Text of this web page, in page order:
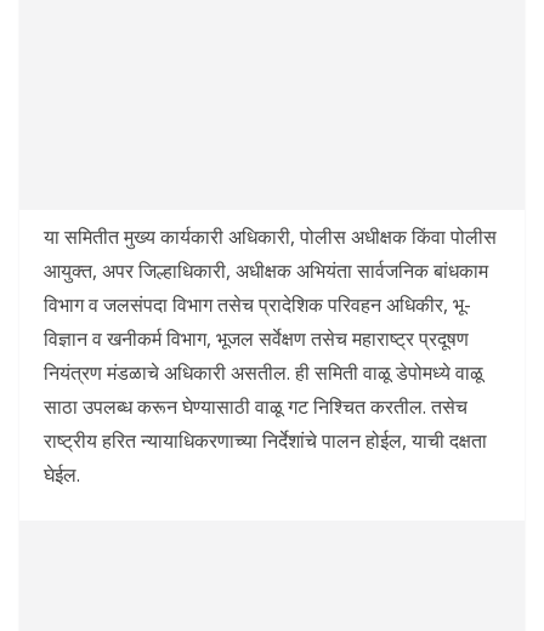
या समितीत मुख्य कार्यकारी अधिकारी, पोलीस अधीक्षक किंवा पोलीस
आयुक्त, अपर जिल्हाधिकारी, अधीक्षक अभियंता सार्वजनिक बांधकाम
विभाग व जलसंपदा विभाग तसेच प्रादेशिक परिवहन अधिकीर, भू-
विज्ञान व खनीकर्म विभाग, भूजल सर्वेक्षण तसेच महाराष्ट्र प्रदूषण
नियंत्रण मंडळाचे अधिकारी असतील. ही समिती वाळू डेपोमध्ये वाळू
साठा उपलब्ध करून घेण्यासाठी वाळू गट निश्चित करतील. तसेच
राष्ट्रीय हरित न्यायाधिकरणाच्या निर्देशांचे पालन होईल, याची दक्षता
घेईल.